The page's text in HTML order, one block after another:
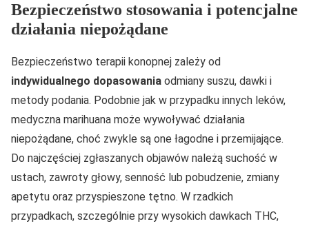
Bezpieczeństwo stosowania i potencjalne
działania niepożądane
Bezpieczeństwo terapii konopnej zależy od
indywidualnego dopasowania odmiany suszu, dawki i
metody podania. Podobnie jak w przypadku innych leków,
medyczna marihuana może wywoływać działania
niepożądane, choć zwykle są one łagodne i przemijające.
Do najczęściej zgłaszanych objawów należą suchość w
ustach, zawroty głowy, senność lub pobudzenie, zmiany
apetytu oraz przyspieszone tętno. W rzadkich
przypadkach, szczególnie przy wysokich dawkach THC,